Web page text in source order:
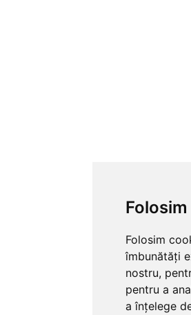
Folosim
îmbunătăți
nostru,
pentru a
a înțelege